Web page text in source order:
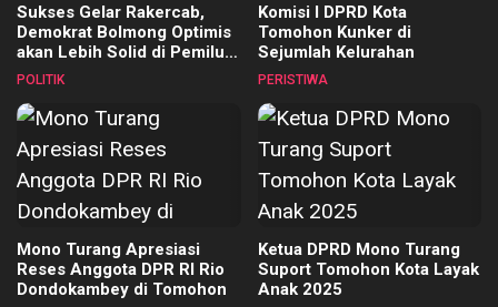
Sukses Gelar Rakercab,
Demokrat Bolmong Optimis
akan Lebih Solid di Pemilu
2029
POLITIK
Komisi I DPRD Kota
Tomohon Kunker di
Sejumlah Kelurahan
PERISTIWA
Mono Turang Apresiasi
Reses Anggota DPR RI Rio
Dondokambey di Tomohon
Ketua DPRD Mono Turang
Suport Tomohon Kota Layak
Anak 2025